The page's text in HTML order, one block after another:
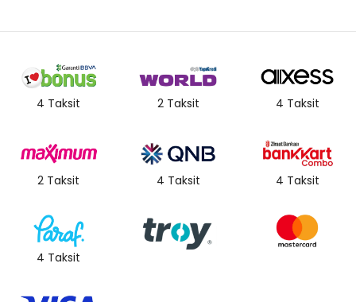
4 Taksit 2 Taksit 4 Taksit
2 Taksit 4 Taksit 4 Taksit
4 Taksit